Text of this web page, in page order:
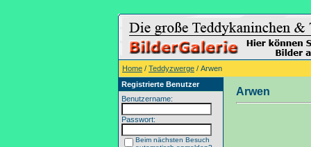
Home / Teddyzwerge / Arwen
Registrierte Benutzer
Benutzername:
Passwort:
Beim nächsten Besuch
Arwen